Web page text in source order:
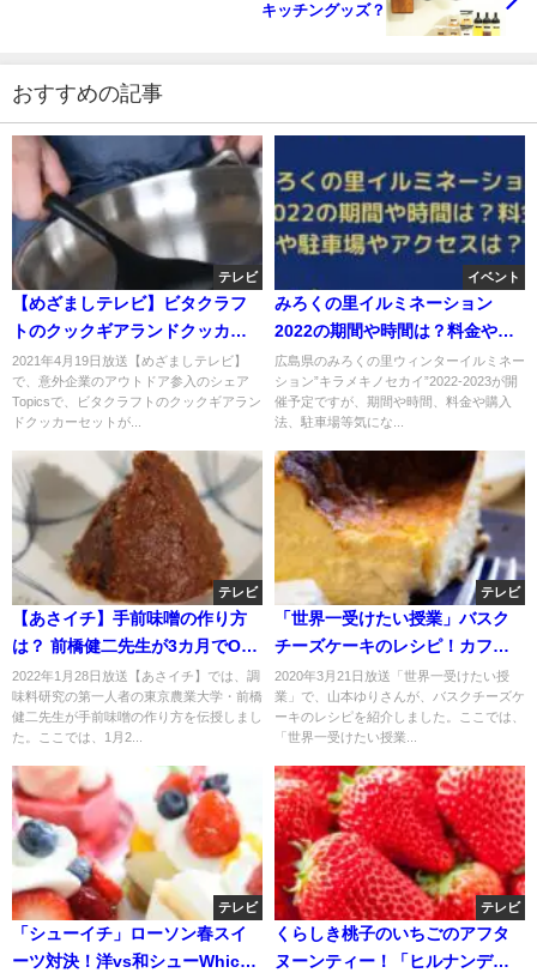
キッチングッズ？
おすすめの記事
テレビ
【めざましテレビ】ビタクラフ
トのクックギアランドクッカー
セットの通販・お取り寄せ？4月
19日
2021年4月19日放送【めざましテレビ】
で、意外企業のアウトドア参入のシェア
Topicsで、ビタクラフトのクックギアラン
ドクッカーセットが...
イベント
みろくの里イルミネーション
2022の期間や時間は？料金や駐
車場やアクセスは？
広島県のみろくの里ウィンターイルミネー
ション”キラメキノセカイ”2022-2023が開
催予定ですが、期間や時間、料金や購入
法、駐車場等気にな...
テレビ
【あさイチ】手前味噌の作り方
は？ 前橋健二先生が3カ月でOK
レシピを伝授！1月28日
2022年1月28日放送【あさイチ】では、調
味料研究の第一人者の東京農業大学・前橋
健二先生が手前味噌の作り方を伝授しまし
た。ここでは、1月2...
テレビ
「世界一受けたい授業」バスク
チーズケーキのレシピ！カフェ
ごはん山本ゆり伝授！
2020年3月21日放送「世界一受けたい授
業」で、山本ゆりさんが、バスクチーズケ
ーキのレシピを紹介しました。ここでは、
「世界一受けたい授業...
テレビ
「シューイチ」ローソン春スイ
ーツ対決！洋vs和シューWhich?
テレビ
くらしき桃子のいちごのアフタ
ヌーンティー！「ヒルナンデ